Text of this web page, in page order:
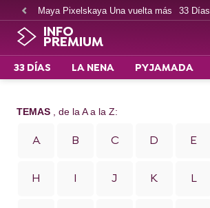
Maya Pixelskaya Una vuelta más 33 Días
INFO
PREMIUM
33 DÍAS LA NENA PYJAMADA
TEMAS , de la A a la Z:
A B C D E
H I J K L